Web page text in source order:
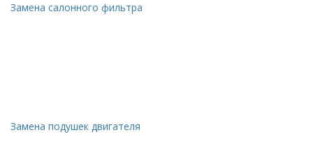
Замена салонного фильтра
Замена подушек двигателя